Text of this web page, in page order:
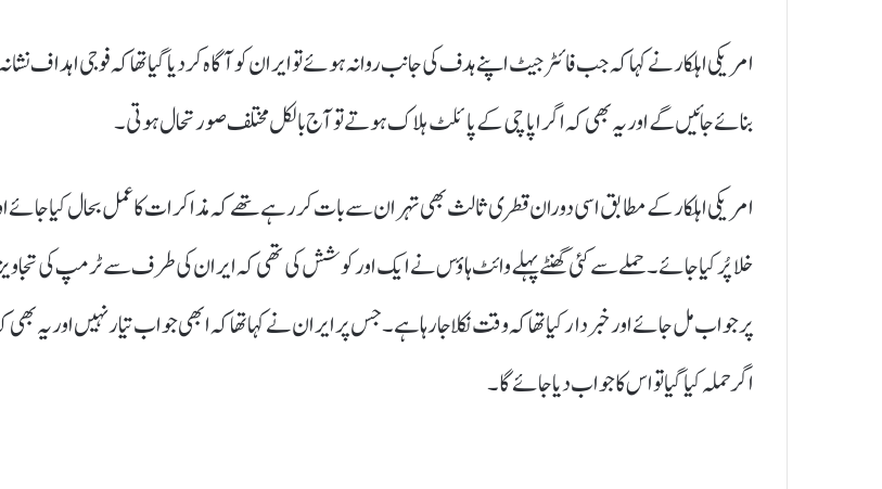
امریکی اہلکار نے کہا کہ جب فائٹر جیٹ اپنے ہدف کی جانب روانہ ہوئے تو ایران کو آگاہ کردیا گیا تھا کہ فوجی اہداف
بنائے جائیں گے اور یہ بھی کہ اگر اپاچی کے پائلٹ ہلاک ہوتے تو آج بالکل مختلف صورتحال ہوتی۔
امریکی اہلکار کے مطابق اسی دوران قطری ثالث بھی تہران سے بات کر رہے تھے کہ مذاکرات کا عمل بحال کیا جائے
خلا پُر کیا جائے۔حملے سے کئی گھنٹےپہلے وائٹ ہاؤس نے ایک اورکوشش کی تھی کہ ایران کی طرف سے ٹرمپ کی
پرجواب مل جائے اور خبردارکیا تھاکہ وقت نکلا جارہا ہے۔جس پر ایران نے کہا تھا کہ ابھی جواب تیار نہیں اور یہ بھی
اگر حملہ کیا گیا تو اس کا جواب دیا جائےگا۔